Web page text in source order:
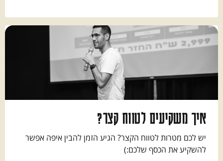
איך משקיעים לטווח קצר?
יש לכם מטרות לטווח הקצר? הגיע הזמן להבין איפה אפשר
להשקיע את הכסף שלכם:)